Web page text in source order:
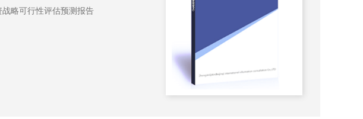
资战略评估预测报告